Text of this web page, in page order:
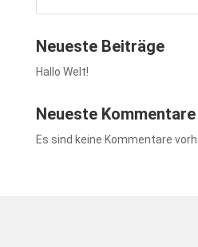
Neueste Beiträge
Hallo Welt!
Neueste Kommentare
Es sind keine Kommentare